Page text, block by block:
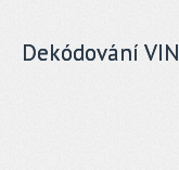
Dekódování VIN